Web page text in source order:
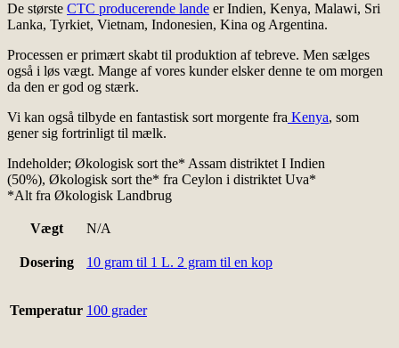
De største CTC producerende lande er Indien, Kenya, Malawi, Sri
Lanka, Tyrkiet, Vietnam, Indonesien, Kina og Argentina.
Processen er primært skabt til produktion af tebreve. Men sælges
også i løs vægt. Mange af vores kunder elsker denne te om morgen
da den er god og stærk.
Vi kan også tilbyde en fantastisk sort morgente fra Kenya, som
gener sig fortrinligt til mælk.
Indeholder; Økologisk sort the* Assam distriktet I Indien
(50%), Økologisk sort the* fra Ceylon i distriktet Uva*
*Alt fra Økologisk Landbrug
Vægt N/A
Dosering 10 gram til 1 L. 2 gram til en kop
Temperatur 100 grader